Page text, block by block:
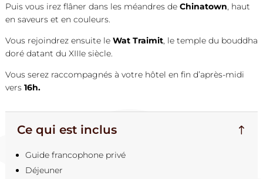
Puis vous irez flâner dans les méandres deChinatown, haut
en saveurs et en couleurs.
Vous rejoindrez ensuite le Wat Traimit, le temple du bouddha
doré datant du XIIIe siècle.
Vous serez raccompagnés à votre hôtel en fin d’après-midi
vers 16h.
Ce qui est inclus
Guide francophone privé
Déjeuner